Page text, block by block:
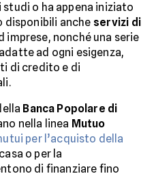
o ha appena iniziato
disponibili anche servizi di
imprese, nonché una serie
adatte ad ogni esigenza,
di credito e di
Banca Popolare di
nella linea Mutuo
per l’acquisto della
o per la
di finanziare fino